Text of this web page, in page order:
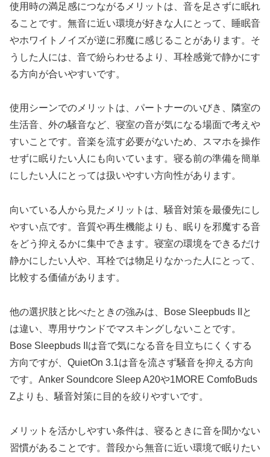
使用時の満足感につながるメリットは、音を足さずに眠れ
ることです。無音に近い環境が好きな人にとって、睡眠音
やホワイトノイズが逆に邪魔に感じることがあります。そ
うした人には、音で紛らわせるより、耳栓感覚で静かにす
る方向が合いやすいです。
使用シーンでのメリットは、パートナーのいびき、隣室の
生活音、外の騒音など、寝室の音が気になる場面で考えや
すいことです。音楽を流す必要がないため、スマホを操作
せずに眠りたい人にも向いています。寝る前の準備を簡単
にしたい人にとっては扱いやすい方向性があります。
向いている人から見たメリットは、騒音対策を最優先にし
やすい点です。音質や再生機能よりも、眠りを邪魔する音
をどう抑えるかに集中できます。寝室の環境をできるだけ
静かにしたい人や、耳栓では物足りなかった人にとって、
比較する価値があります。
他の選択肢と比べたときの強みは、Bose Sleepbuds IIと
は違い、専用サウンドでマスキングしないことです。
Bose Sleepbuds IIは音で気になる音を目立ちにくくする
方向ですが、QuietOn 3.1は音を流さず騒音を抑える方向
です。Anker Soundcore Sleep A20や1MORE ComfoBuds
Zよりも、騒音対策に目的を絞りやすいです。
メリットを活かしやすい条件は、寝るときに音を聞かない
習慣があることです。普段から無音に近い環境で眠りたい